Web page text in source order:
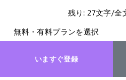
残り: 27文字/全
無料・有料プランを選択
いますぐ登録